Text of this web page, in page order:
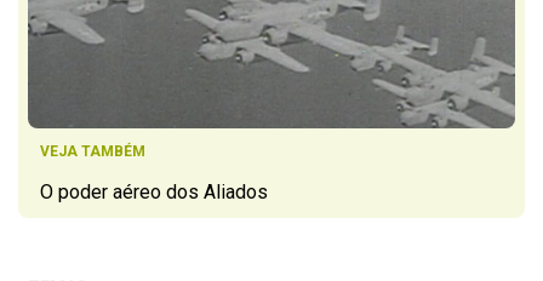
VEJA TAMBÉM
O poder aéreo dos Aliados